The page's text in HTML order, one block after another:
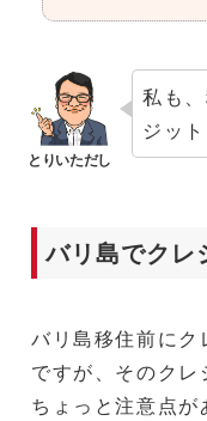
私も
ジッ
バリ島でクレ
バリ島移住前に
ですが、そのク
ちょっと注意点が